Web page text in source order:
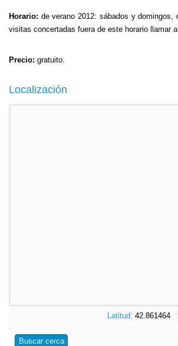
Horario: de verano 2012: sábados y domingos,
visitas concertadas fuera de este horario llamar
Precio: gratuito.
Localización
Latitud:
Buscar cerca